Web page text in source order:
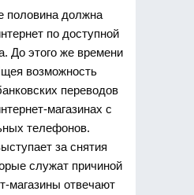
половина должна
по доступной
До этого же времени
возможность
переводов
магазинах с
телефонов.
за снятия
служат причиной
магазины отвечают